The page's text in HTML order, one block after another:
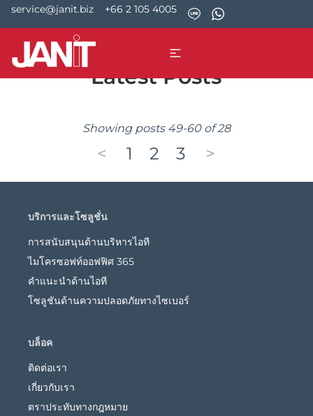
service@janit.biz +66 2 105 4005
Latest Posts
Showing posts 49-60 of 28
< 1 2 3 >
บริการและโซลูชั่น
การสนับสนุนด้านบริหารไอที
ไมโครซอฟท์ออฟฟิศ 365
คำแนะนำด้านไอที
โซลูชันด้านความปลอดภัยทางไซเบอร์
บล็อค
ติดต่อเรา
เกี่ยวกับเรา
ตราประทับทางกฎหมาย